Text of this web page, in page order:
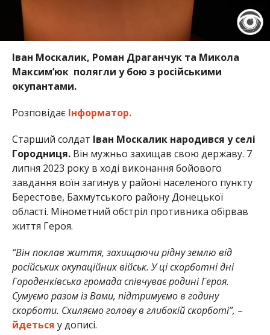
Іван Москалик, Роман Драганчук та Микола
Максим’юк полягли у бою з російськими
окупантами.
Розповідає Інформатор.
Старший солдат Іван Москалик народився у селі
Городниця.Він мужньо захищав свою державу. 7
липня 2023 року в ході виконання бойового
завдання воїн загинув у районі населеного пункту
Берестове, Бахмутського району Донецької
області. Мінометний обстріл противника обірвав
життя Героя.
“Він поклав життя, захищаючи рідну землю від
російських окупаційних військ. У ці скорботні дні
Городенківська громада співчуває родині Героя.
Сумуємо разом із Вами, підтримуємо в годину
скорботи. Схиляємо голову в глибокій скорботі”, –
йдеться у дописі.